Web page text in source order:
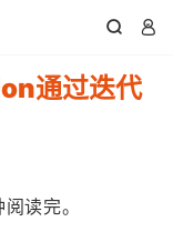
 
通过迭代
读完。